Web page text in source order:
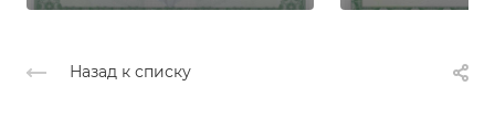
Назад к списку